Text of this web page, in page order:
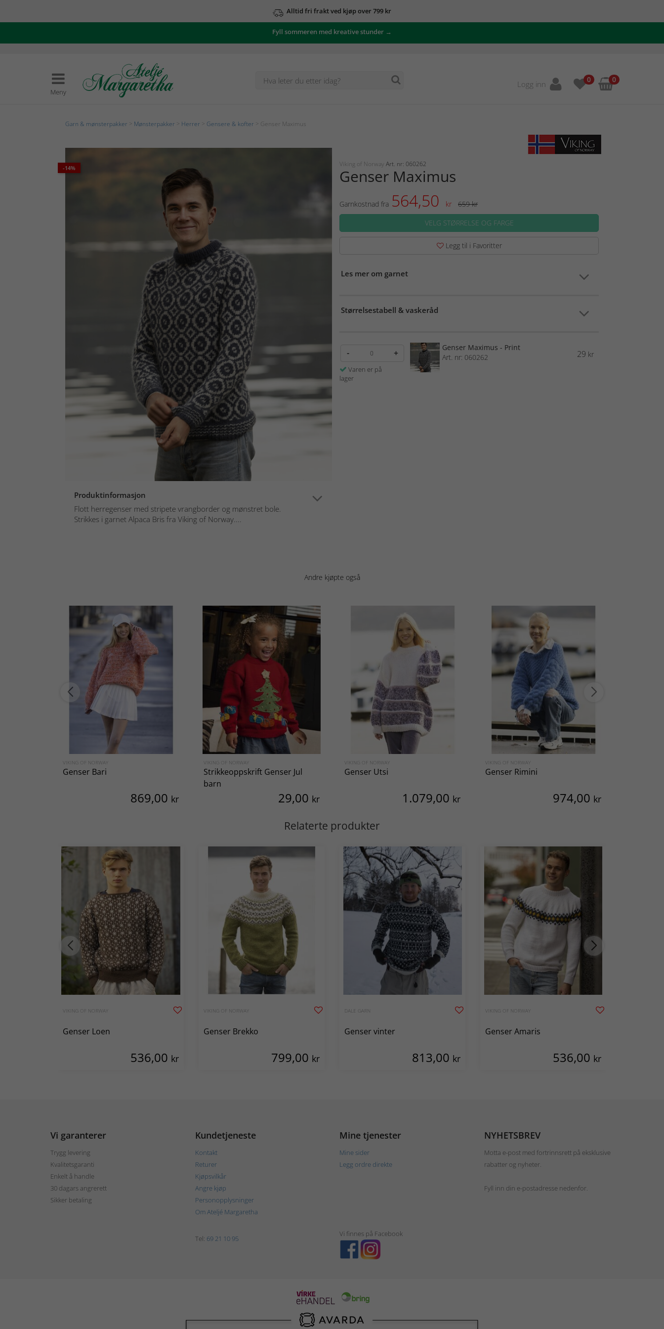
Alltid fri frakt ved kjøp over 799 kr
Fyll sommeren med kreative stunder →
Meny
Logg inn 0 0
Garn & mønsterpakker Mønsterpakker Herrer Gensere & kofter > Genser Maximus
-14%
Produktinformasjon
Flott herregenser med stripete vrangborder og mønstret bole.
Strikkes i garnet Alpaca Bris fra Viking of Norway....
Viking of Norway Art. nr: 060262
Genser Maximus
Garnkostnad fra 564,50 kr
659 kr
VELG STØRRELSE OG FARGE
Legg til i Favoritter
Les mer om garnet
Størrelsestabell & vaskeråd
- +
Varen er på
lager
Genser Maximus - Print
Art. nr: 060262
29 kr
Andre kjøpte også
VIKING OF NORWAY
Genser Bari
869,00 kr
VIKING OF NORWAY
Strikkeoppskrift Genser Jul
barn
29,00 kr
VIKING OF NORWAY
Genser Utsi
1.079,00 kr
VIKING OF NORWAY
Genser Rimini
974,00 kr
Relaterte produkter
VIKING OF NORWAY
Genser Loen
536,00 kr
VIKING OF NORWAY
Genser Brekko
799,00 kr
DALE GARN
Genser vinter
813,00 kr
VIKING OF NORWAY
Genser Amaris
536,00 kr
Vi garanterer
Trygg levering
Kvalitetsgaranti
Enkelt å handle
30 dagars angrerett
Sikker betaling
Kundetjeneste
Kontakt
Returer
Kjøpsvilkår
Angre kjøp
Personopplysninger
Om Ateljé Margaretha
Mine tjenester
Mine sider
Legg ordre direkte
NYHETSBREV
Motta e-post med fortrinnsrett på eksklusive
rabatter og nyheter.
Fyll inn din e-postadresse nedenfor.
Tel: 69 21 10 95
Vi finnes på Facebook